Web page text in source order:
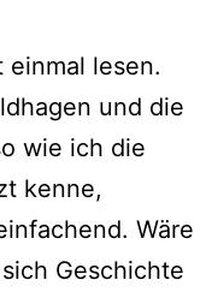
einmal lesen.
und die
wie ich die
kenne,
Wäre
Geschichte